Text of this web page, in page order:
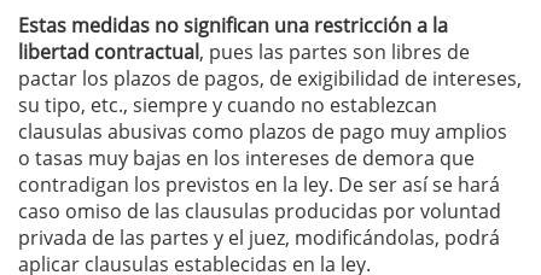
Estas medidas no significan una restricción a la
libertad contractual, pues las partes son libres de
pactar los plazos de pagos, de exigibilidad de intereses,
su tipo, etc., siempre y cuando no establezcan
clausulas abusivas como plazos de pago muy amplios
o tasas muy bajas en los intereses de demora que
contradigan los previstos en la ley. De ser así se hará
caso omiso de las clausulas producidas por voluntad
privada de las partes y el juez, modificándolas, podrá
aplicar clausulas establecidas en la ley.